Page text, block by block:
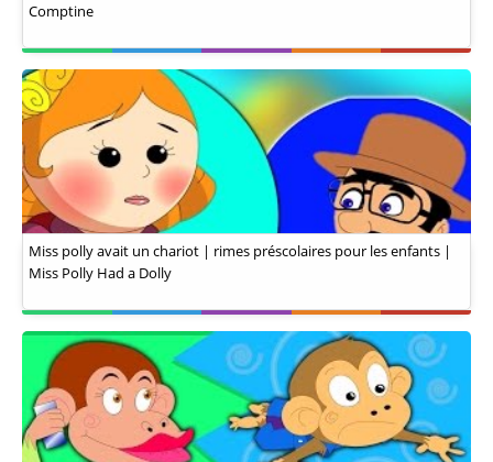
Comptine
Miss polly avait un chariot | rimes préscolaires pour les enfants |
Miss Polly Had a Dolly